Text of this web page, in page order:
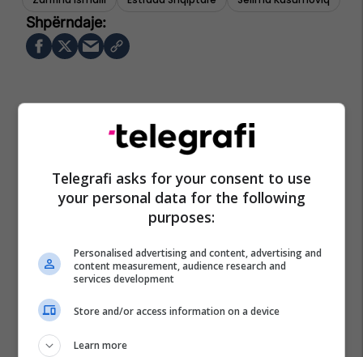
Telegrafi asks for your consent to use
your personal data for the following
purposes:
Personalised advertising and content, advertising and
content measurement, audience research and
services development
Store and/or access information on a device
Learn more